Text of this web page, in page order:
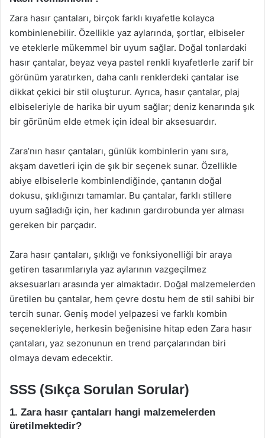
Zara hasır çantaları, birçok farklı kıyafetle kolayca
kombinlenebilir. Özellikle yaz aylarında, şortlar, elbiseler
ve eteklerle mükemmel bir uyum sağlar. Doğal tonlardaki
hasır çantalar, beyaz veya pastel renkli kıyafetlerle zarif bir
görünüm yaratırken, daha canlı renklerdeki çantalar ise
dikkat çekici bir stil oluşturur. Ayrıca, hasır çantalar, plaj
elbiseleriyle de harika bir uyum sağlar; deniz kenarında şık
bir görünüm elde etmek için ideal bir aksesuardır.
Zara’nın hasır çantaları, günlük kombinlerin yanı sıra,
akşam davetleri için de şık bir seçenek sunar. Özellikle
abiye elbiselerle kombinlendiğinde, çantanın doğal
dokusu, şıklığınızı tamamlar. Bu çantalar, farklı stillere
uyum sağladığı için, her kadının gardırobunda yer alması
gereken bir parçadır.
Zara hasır çantaları, şıklığı ve fonksiyonelliği bir araya
getiren tasarımlarıyla yaz aylarının vazgeçilmez
aksesuarları arasında yer almaktadır. Doğal malzemelerden
üretilen bu çantalar, hem çevre dostu hem de stil sahibi bir
tercih sunar. Geniş model yelpazesi ve farklı kombin
seçenekleriyle, herkesin beğenisine hitap eden Zara hasır
çantaları, yaz sezonunun en trend parçalarından biri
olmaya devam edecektir.
SSS (Sıkça Sorulan Sorular)
1. Zara hasır çantaları hangi malzemelerden
üretilmektedir?